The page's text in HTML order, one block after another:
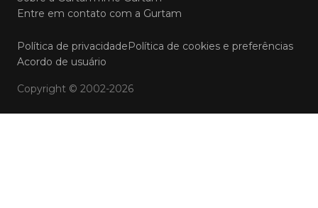
Entre em contato com a Gurtam
Política de privacidade Política de cookies e preferências
Acordo de usuário
Copyright © 2002-2026